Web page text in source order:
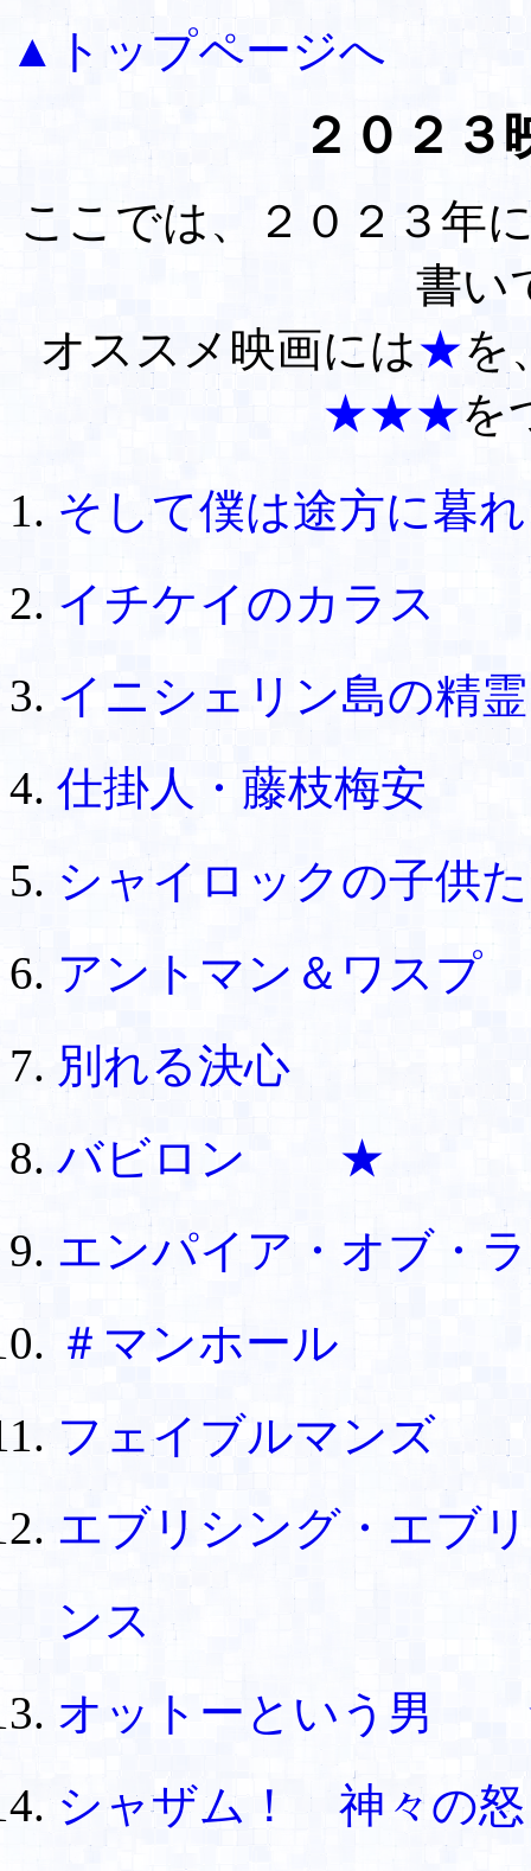
▲トップページへ
２０２３
ここでは、２０２３年
書い
オススメ映画には★を
★★★を
そして僕は途方に暮
イチケイのカラス
イニシェリン島の精霊
仕掛人・藤枝梅安
シャイロックの子
アントマン＆ワス
別れる決心
バビロン ★
エンパイア・オブ
＃マンホール
フェイブルマン
エブリシング・エブ
ンス
オットーという
シャザム！ 神々の